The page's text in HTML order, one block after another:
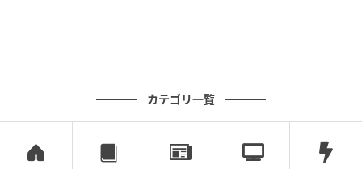
最終話の放送中は、Xでトレンド入りとなった。SNSで
賛の声が多く寄せられた。また、詳細は明かされず視
聴者に委ねられることとなった結末に、「障子に頭を
カテゴリ一覧